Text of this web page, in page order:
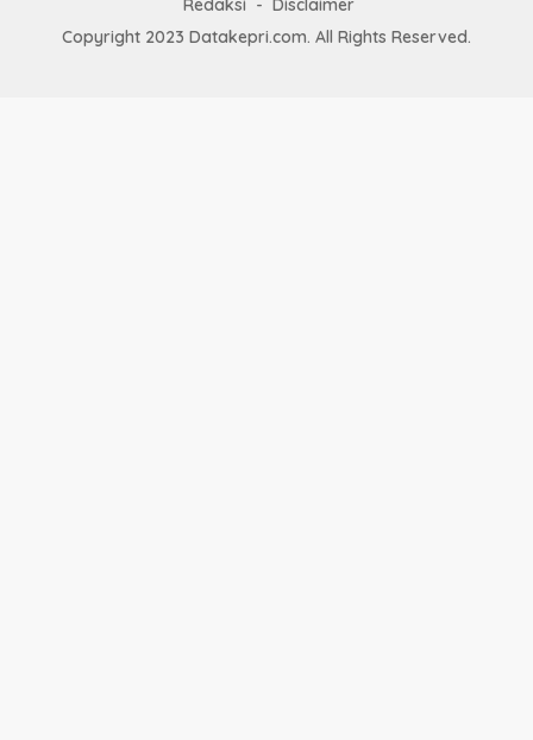
Redaksi
Disclaimer
Copyright 2023 Datakepri.com. All Rights Reserved.